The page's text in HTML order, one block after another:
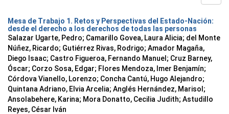
Mesa de Trabajo 1. Retos y Perspectivas del Estado-Nación:
desde el derecho a los derechos de todas las personas
Salazar Ugarte, Pedro; Camarillo Govea, Laura Alicia; del Monte
Núñez, Ricardo; Gutiérrez Rivas, Rodrigo; Amador Magaña,
Diego Isaac; Castro Figueroa, Fernando Manuel ; Cruz Barney,
Óscar; Corzo Sosa, Edgar; Flores Mendoza, Imer Benjamín;
Córdova Vianello, Lorenzo; Concha Cantú, Hugo Alejandro;
Quintana Adriano, Elvia Arcelia; Anglés Hernández, Marisol ;
Ansolabehere, Karina; Mora Donatto, Cecilia Judith; Astudillo
Reyes, César Iván